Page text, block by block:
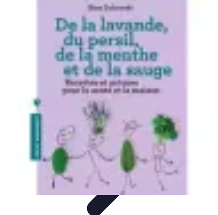
Astuces NaturellesAstuces Pratiques
Méditation et
Routines et Habitudes Techniques de Relaxation
Astuces Anti Stress